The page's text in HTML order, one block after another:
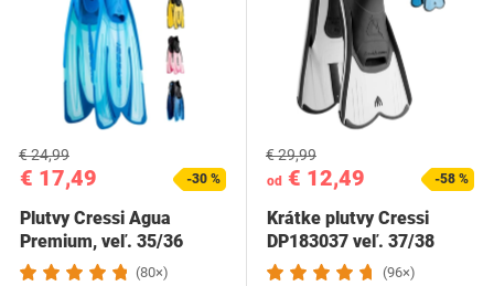
€ 17,49
€ 24,99
-30 %
Plutvy Cressi Agua
Premium, veľ. 35/36
(80×)
od € 12,49
€ 29,99
-58 %
Krátke plutvy Cressi
DP183037 veľ. 37/38
(96×)